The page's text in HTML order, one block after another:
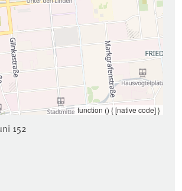
function () { [native code] }
152